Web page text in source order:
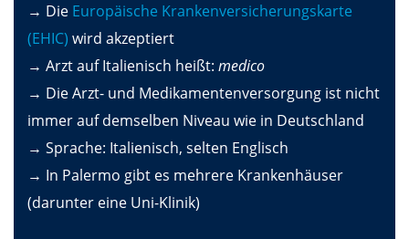
→ Die Europäische Krankenversicherungskarte
(EHIC) wird akzeptiert
→ Arzt auf Italienisch heißt: medico
→ Die Arzt- und Medikamentenversorgung ist nicht
immer auf demselben Niveau wie in Deutschland
→ Sprache: Italienisch, selten Englisch
→ In Palermo gibt es mehrere Krankenhäuser
(darunter eine Uni-Klinik)